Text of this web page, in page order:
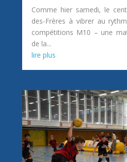
Comme hier samedi, le
des-Frères à vibrer au
compétitions M10 – une
de la...
lire plus